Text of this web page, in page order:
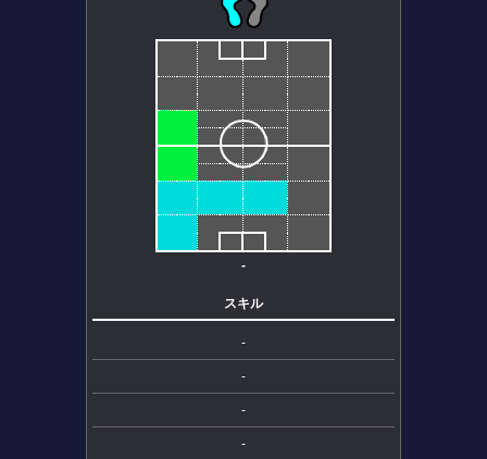
-
スキル
-
-
-
-